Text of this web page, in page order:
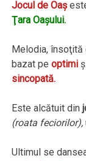
Jocul de Oaş
Ţara Oaşului.
Melodia,
bazat peoptimi
sincopată.
Este alcătuit din
(roata feciorilor),
Ultimul se